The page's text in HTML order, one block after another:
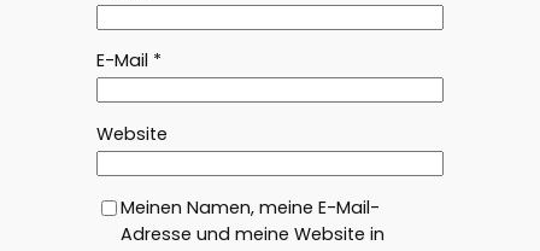
E-Mail *
Website
Meinen Namen, meine E-Mail-
Adresse und meine Website in